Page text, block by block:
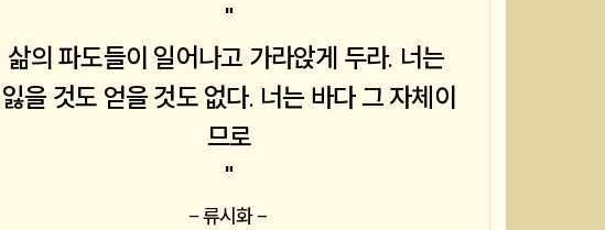
"
삶의 파도들이 일어나고 가라앉게 두라. 너는
잃을 것도 얻을 것도 없다. 너는 바다 그 자체이
므로
"
- 류시화 -